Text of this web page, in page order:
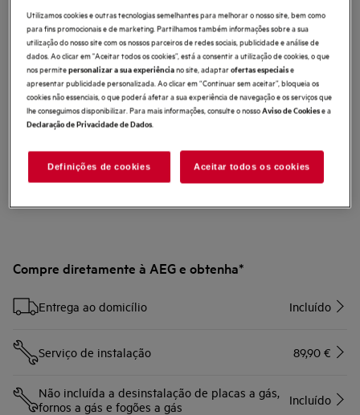
uma cozedura uniforme.
A cozedura multinível garante um aquecimento uniforme em todo o forno.
O temporizador garante que tem sempre a cronometragem exata.
AquaClean permite-lhe limpar facilmente o forno com humidade.
As instruções e avisos de segurança de acordo com o
regulamento da UE 2023/988 estão listados nos capítulos I e II do
manual do utilizador. Para uma utilização segura do produto, leia o
Compre diretamente à AEG e obtenha*
Entrega ao domicílio Incluído
Serviço de instalação 89,90 €
Não incluída a desinstalação de placas a gás,
fornos a gás e fogões a gás
Incluído
Utilizamos cookies e outras tecnologias semelhantes para melhorar o nosso site, bem como
para fins promocionais e de marketing. Partilhamos também informações sobre a sua
utilização do nosso site com os nossos parceiros de redes sociais, publicidade e análise de
dados. Ao clicar em "Aceitar todos os cookies”, está a consentir a utilização de cookies, o que
nos permitepersonalizar a sua experiênciano site, adaptarofertas especiaise
apresentar publicidade personalizada. Ao clicar em “Continuar sem aceitar”, bloqueia os
cookies não essenciais, o que poderá afetar a sua experiência de navegação e os serviços que
lhe conseguimos disponibilizar. Para mais informações, consulte o nossoAviso de Cookiese a
Declaração de Privacidade de Dados
Definições de cookies Aceitar todos os cookies